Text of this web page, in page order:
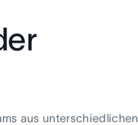
aus unterschiedlichen